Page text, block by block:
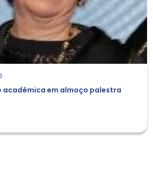
acadêmica em almoço palestra